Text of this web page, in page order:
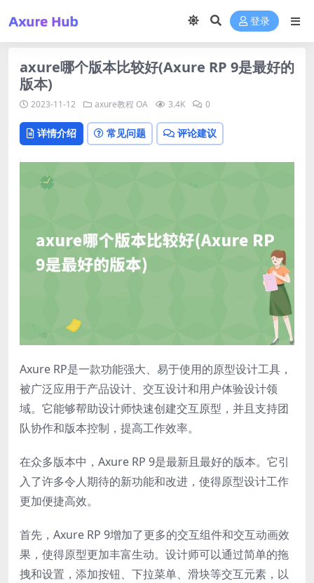
登录
axure哪个版本比较好(Axure RP 9是最好的
版本)
2023-11-12 axure教程 OA 3.4K 0
详情介绍 常见问题 评论建议
Axure RP是一款功能强大、易于使用的原型设计工具，
被广泛应用于产品设计、交互设计和用户体验设计领
域。它能够帮助设计师快速创建交互原型，并且支持团
队协作和版本控制，提高工作效率。
在众多版本中，Axure RP 9是最新且最好的版本。它引
入了许多令人期待的新功能和改进，使得原型设计工作
更加便捷高效。
首先，Axure RP 9增加了更多的交互组件和交互动画效
果，使得原型更加丰富生动。设计师可以通过简单的拖
拽和设置，添加按钮、下拉菜单、滑块等交互元素，以